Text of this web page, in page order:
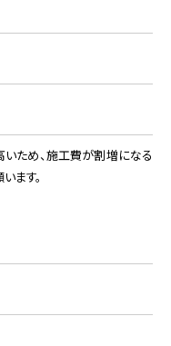
ため、施工費が割増になる
ます。